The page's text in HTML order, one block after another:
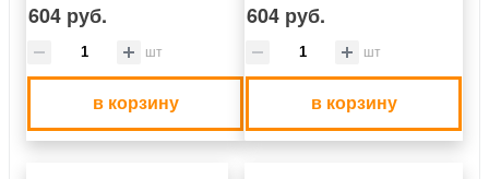
604 руб.
шт
в корзину
604 руб.
шт
в корзину